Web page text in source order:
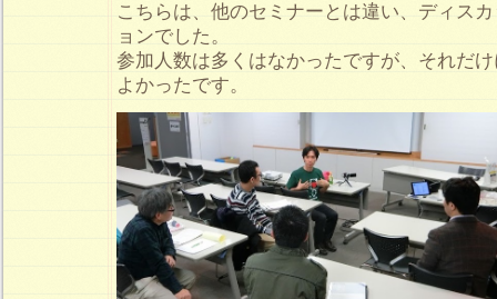
こちらは、他のセミナーとは違い、ディス
ョンでした。
参加人数は多くはなかったですが、それだ
よかったです。